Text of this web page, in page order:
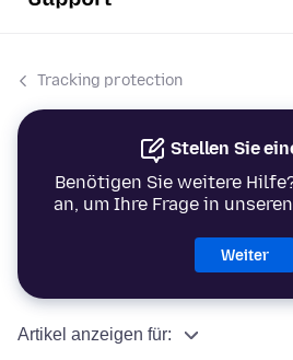
Tracking protection
Stellen Sie
Benötigen Sie weitere
an, um Ihre Frage in
Weiter
Artikel anzeigen für: